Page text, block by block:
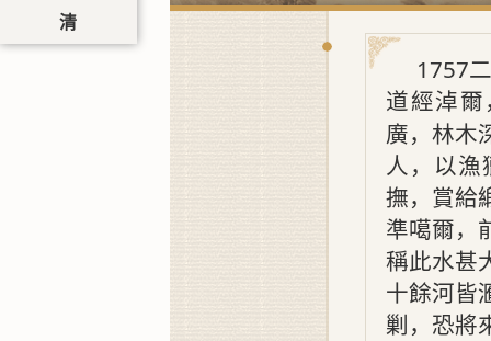
清
1757
道經淖
廣，林木
人，以漁
撫，賞給
準噶爾，
稱此水甚
十餘河皆
剿，恐將